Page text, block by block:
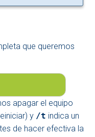
que queremos
apagar el equipo
y /t indica un
de hacer efectiva la